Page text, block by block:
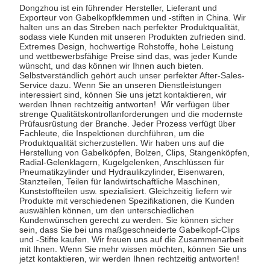
Dongzhou ist ein führender Hersteller, Lieferant und
Exporteur von Gabelkopfklemmen und -stiften in China. Wir
halten uns an das Streben nach perfekter Produktqualität,
sodass viele Kunden mit unseren Produkten zufrieden sind.
Extremes Design, hochwertige Rohstoffe, hohe Leistung
und wettbewerbsfähige Preise sind das, was jeder Kunde
wünscht, und das können wir Ihnen auch bieten.
Selbstverständlich gehört auch unser perfekter After-Sales-
Service dazu. Wenn Sie an unseren Dienstleistungen
interessiert sind, können Sie uns jetzt kontaktieren, wir
werden Ihnen rechtzeitig antworten! Wir verfügen über
strenge Qualitätskontrollanforderungen und die modernste
Prüfausrüstung der Branche. Jeder Prozess verfügt über
Fachleute, die Inspektionen durchführen, um die
Produktqualität sicherzustellen. Wir haben uns auf die
Herstellung von Gabelköpfen, Bolzen, Clips, Stangenköpfen,
Radial-Gelenklagern, Kugelgelenken, Anschlüssen für
Pneumatikzylinder und Hydraulikzylinder, Eisenwaren,
Stanzteilen, Teilen für landwirtschaftliche Maschinen,
Kunststoffteilen usw. spezialisiert. Gleichzeitig liefern wir
Produkte mit verschiedenen Spezifikationen, die Kunden
auswählen können, um den unterschiedlichen
Kundenwünschen gerecht zu werden. Sie können sicher
sein, dass Sie bei uns maßgeschneiderte Gabelkopf-Clips
und -Stifte kaufen. Wir freuen uns auf die Zusammenarbeit
mit Ihnen. Wenn Sie mehr wissen möchten, können Sie uns
jetzt kontaktieren, wir werden Ihnen rechtzeitig antworten!